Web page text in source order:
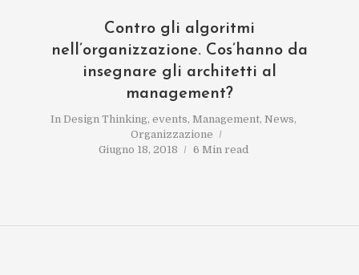
Contro gli algoritmi
nell’organizzazione. Cos’hanno da
insegnare gli architetti al
management?
In Design Thinking, events, Management, News,
Organizzazione
Giugno 18, 2018
6 Min read